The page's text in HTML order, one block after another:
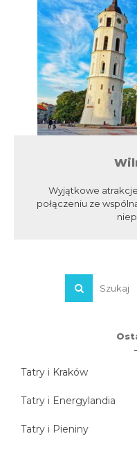
Wyjątkowe
połączeniu ze
Tatry i Kraków
Tatry i Energylandia
Tatry i Pieniny